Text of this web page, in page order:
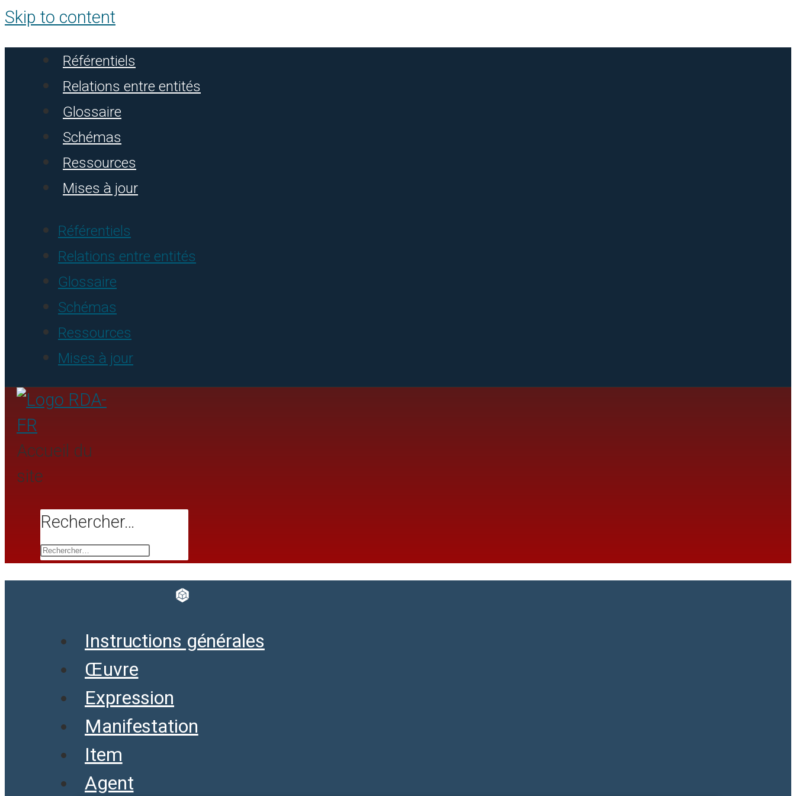
Skip to content
Référentiels
Relations entre entités
Glossaire
Schémas
Ressources
Mises à jour
Référentiels
Relations entre entités
Glossaire
Schémas
Ressources
Mises à jour
Accueil du
site
Rechercher…
Instructions générales
Œuvre
Expression
Manifestation
Item
Agent